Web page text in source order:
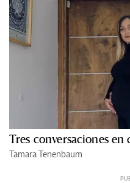
Tres conversaciones
Tamara Tenenbaum